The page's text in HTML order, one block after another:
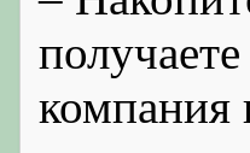
компания